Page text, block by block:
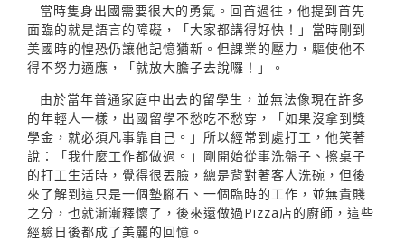
當時隻身出國需要很大的勇氣。回首過往，他提到首先
面臨的就是語言的障礙，「大家都講得好快！」當時剛到
美國時的惶恐仍讓他記憶猶新。但課業的壓力，驅使他不
得不努力適應，「就放大膽子去說囉！」。
由於當年普通家庭中出去的留學生，並無法像現在許多
的年輕人一樣，出國留學不愁吃不愁穿，「如果沒拿到獎
學金，就必須凡事靠自己。」所以經常到處打工，他笑著
說：「我什麼工作都做過。」剛開始從事洗盤子、擦桌子
的打工生活時，覺得很丟臉，總是背對著客人洗碗，但後
來了解到這只是一個墊腳石、一個臨時的工作，並無貴賤
之分，也就漸漸釋懷了，後來還做過Pizza店的廚師，這些
經驗日後都成了美麗的回憶。